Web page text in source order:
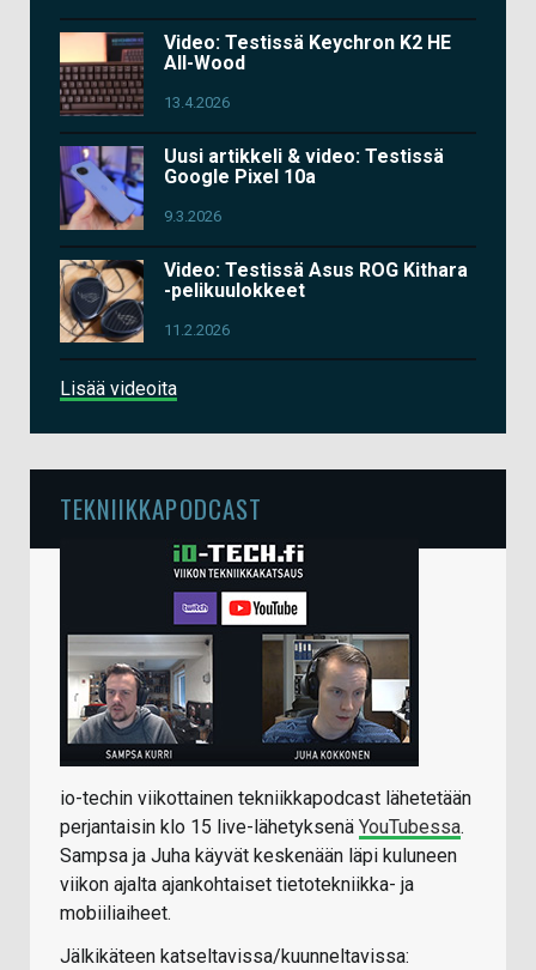
Video: Testissä Keychron K2 HE
All-Wood
13.4.2026
Uusi artikkeli & video: Testissä
Google Pixel 10a
9.3.2026
Video: Testissä Asus ROG Kithara
-pelikuulokkeet
11.2.2026
Lisää videoita
TEKNIIKKAPODCAST
io-techin viikottainen tekniikkapodcast lähetetään
perjantaisin klo 15 live-lähetyksenä YouTubessa.
Sampsa ja Juha käyvät keskenään läpi kuluneen
viikon ajalta ajankohtaiset tietotekniikka- ja
mobiiliaiheet.
Jälkikäteen katseltavissa/kuunneltavissa: